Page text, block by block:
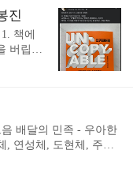
구비해
북으
다움
내용을
옆에
맞은
중점적
서 처럼
진
책에
버립니
대로
읽는
하느라
. 책은
음식보
같은
배달의 민족 - 우아한
, 연성체, 도현체, 주아
index_font.html 미생